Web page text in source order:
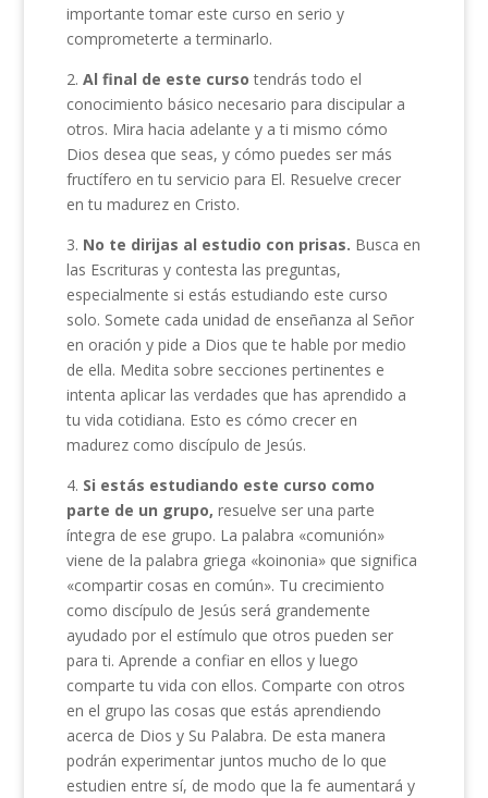
importante tomar este curso en serio y
comprometerte a terminarlo.
2. Al final de este cursotendrás todo el
conocimiento básico necesario para discipular a
otros. Mira hacia adelante y a ti mismo cómo
Dios desea que seas, y cómo puedes ser más
fructífero en tu servicio para El. Resuelve crecer
en tu madurez en Cristo.
3. No te dirijas al estudio con prisas. Busca en
las Escrituras y contesta las preguntas,
especialmente si estás estudiando este curso
solo. Somete cada unidad de enseñanza al Señor
en oración y pide a Dios que te hable por medio
de ella. Medita sobre secciones pertinentes e
intenta aplicar las verdades que has aprendido a
tu vida cotidiana. Esto es cómo crecer en
madurez como discípulo de Jesús.
4. Si estás estudiando este curso como
parte de un grupo, resuelve ser una parte
íntegra de ese grupo. La palabra «comunión»
viene de la palabra griega «koinonia» que significa
«compartir cosas en común». Tu crecimiento
como discípulo de Jesús será grandemente
ayudado por el estímulo que otros pueden ser
para ti. Aprende a confiar en ellos y luego
comparte tu vida con ellos. Comparte con otros
en el grupo las cosas que estás aprendiendo
acerca de Dios y Su Palabra. De esta manera
podrán experimentar juntos mucho de lo que
estudien entre sí, de modo que la fe aumentará y